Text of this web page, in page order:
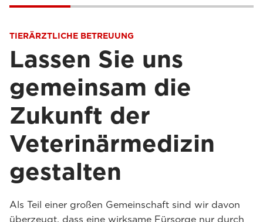
TIERÄRZTLICHE BETREUUNG
Lassen Sie uns
gemeinsam die
Zukunft der
Veterinärmedizin
gestalten
Als Teil einer großen Gemeinschaft sind wir davon
überzeugt, dass eine wirksame Fürsorge nur durch